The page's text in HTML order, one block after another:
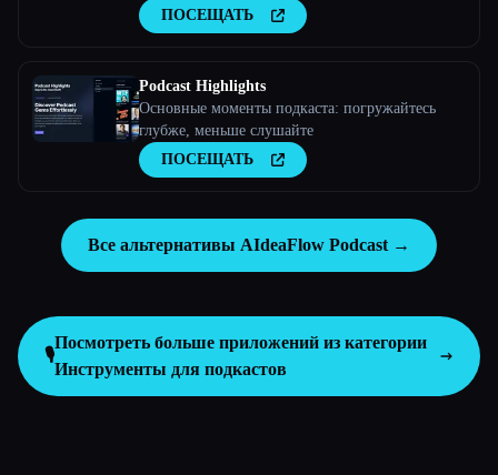
ПОСЕЩАТЬ
Podcast Highlights
Основные моменты подкаста: погружайтесь
глубже, меньше слушайте
ПОСЕЩАТЬ
Все альтернативы AIdeaFlow Podcast →
🎙️
Посмотреть больше приложений из категории
Инструменты для подкастов